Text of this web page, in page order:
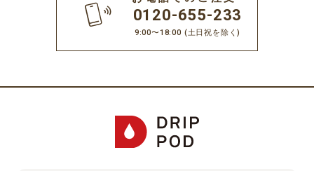
0120-655-233
9:00〜18:00 (土日祝を除く)